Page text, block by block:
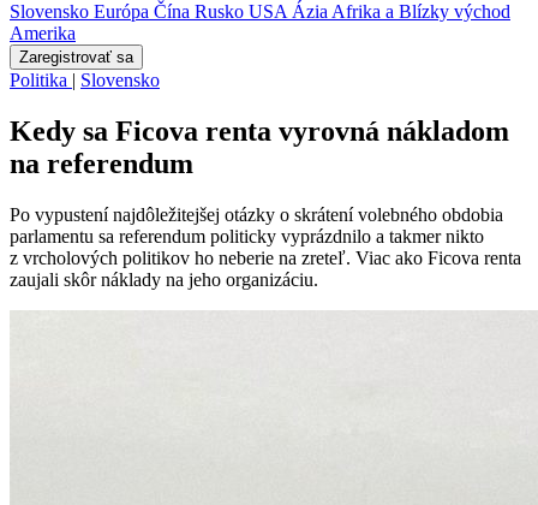
Slovensko Európa Čína Rusko USA ÁziaAfrika a Blízky východ
Amerika
Zaregistrovať sa
Politika | Slovensko
Kedy sa Ficova renta vyrovná nákladom
na referendum
Po vypustení najdôležitejšej otázky o skrátení volebného obdobia
parlamentu sa referendum politicky vyprázdnilo a takmer nikto
z vrcholových politikov ho neberie na zreteľ. Viac ako Ficova renta
zaujali skôr náklady na jeho organizáciu.